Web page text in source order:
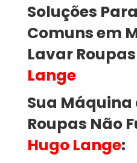
Soluções
Comuns em
Lavar Roupas
Lange
Sua Máquina
Roupas Não
Hugo Lange: